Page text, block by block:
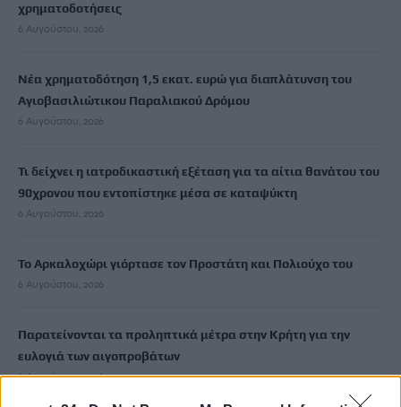
χρηματοδοτήσεις
6 Αυγούστου, 2026
Νέα χρηματοδότηση 1,5 εκατ. ευρώ για διαπλάτυνση του
Αγιοβασιλιώτικου Παραλιακού Δρόμου
6 Αυγούστου, 2026
Τι δείχνει η ιατροδικαστική εξέταση για τα αίτια θανάτου του
90χρονου που εντοπίστηκε μέσα σε καταψύκτη
6 Αυγούστου, 2026
Το Αρκαλοχώρι γιόρτασε τον Προστάτη και Πολιούχο του
6 Αυγούστου, 2026
Παρατείνονται τα προληπτικά μέτρα στην Κρήτη για την
ευλογιά των αιγοπροβάτων
6 Αυγούστου, 2026